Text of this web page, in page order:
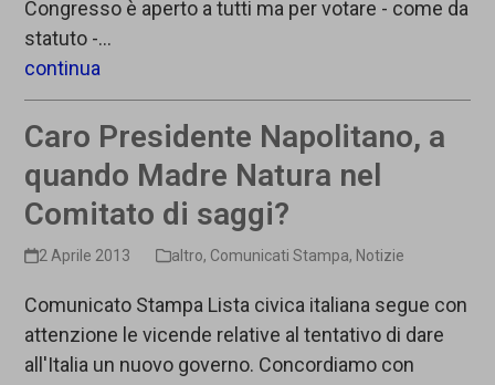
Congresso è aperto a tutti ma per votare - come da
statuto -…
continua
Caro Presidente Napolitano, a
quando Madre Natura nel
Comitato di saggi?
2 Aprile 2013 altro, Comunicati Stampa, Notizie
Comunicato Stampa Lista civica italiana segue con
attenzione le vicende relative al tentativo di dare
all'Italia un nuovo governo. Concordiamo con